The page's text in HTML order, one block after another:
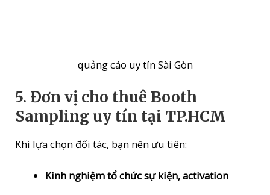
quảng cáo uy tín Sài Gòn
5. Đơn vị cho thuê Booth
Sampling uy tín tại TP.HCM
Khi lựa chọn đối tác, bạn nên ưu tiên:
Kinh nghiệm tổ chức sự kiện, activation